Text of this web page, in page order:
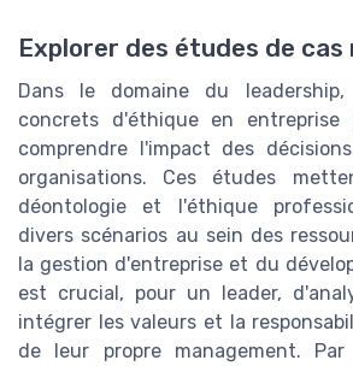
Explorer des études de cas
Dans le domaine du
concrets d'éthique en entreprise
comprendre l'impact des
organisations. Ces études
déontologie et l'éthique
divers scénarios au sein des
la gestion d'entreprise et du
est crucial, pour un leader,
intégrer les valeurs et la
de leur propre management. Par